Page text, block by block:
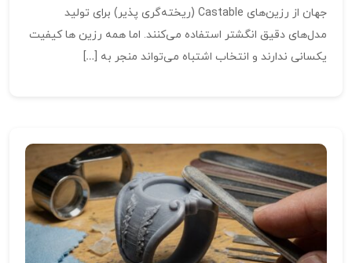
جهان از رزین‌های Castable (ریخته‌گری‌ پذیر) برای تولید
مدل‌های دقیق انگشتر استفاده می‌کنند. اما همه رزین‌ ها کیفیت
یکسانی ندارند و انتخاب اشتباه می‌تواند منجر به […]